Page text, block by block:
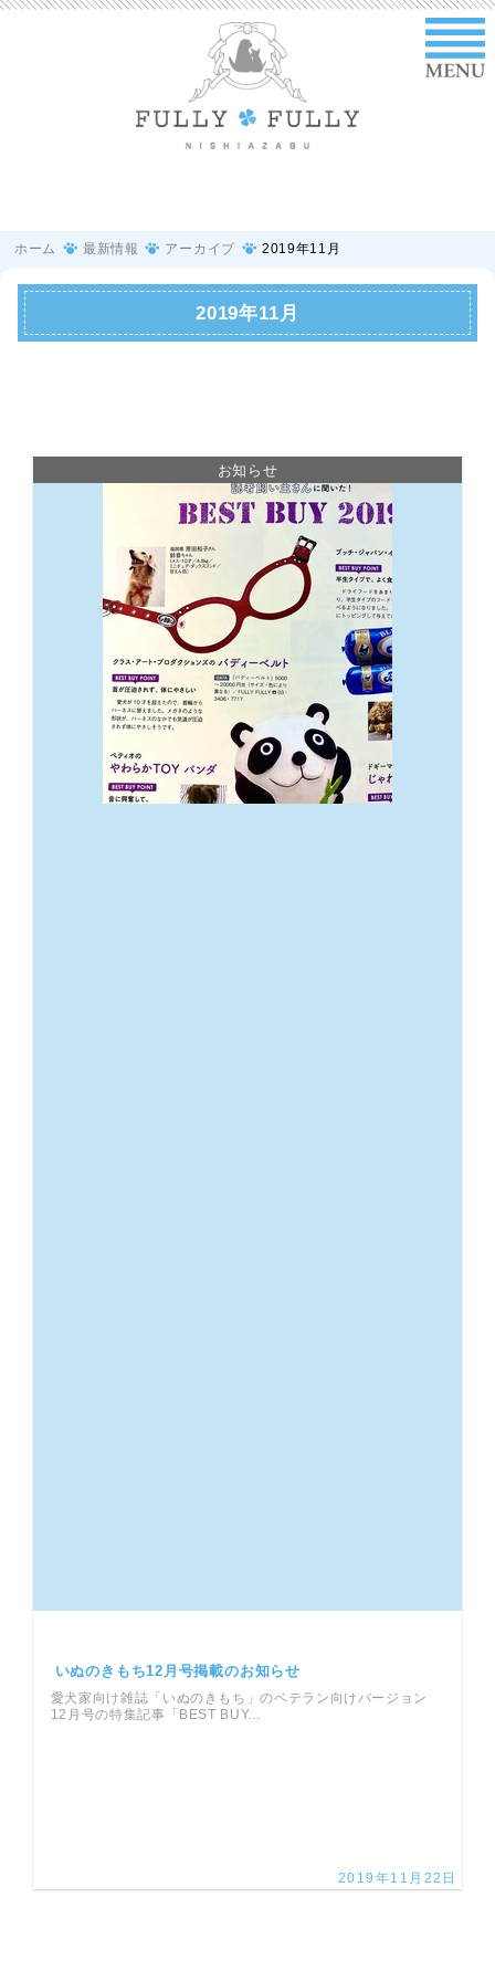
ホーム 最新情報 アーカイブ 2019年11月
2019年11月
お知らせ
いぬのきもち12月号掲載のお知らせ
愛犬家向け雑誌「いぬのきもち」のベテラン向けバージョン
12月号の特集記事「BEST BUY...
2019年11月22日